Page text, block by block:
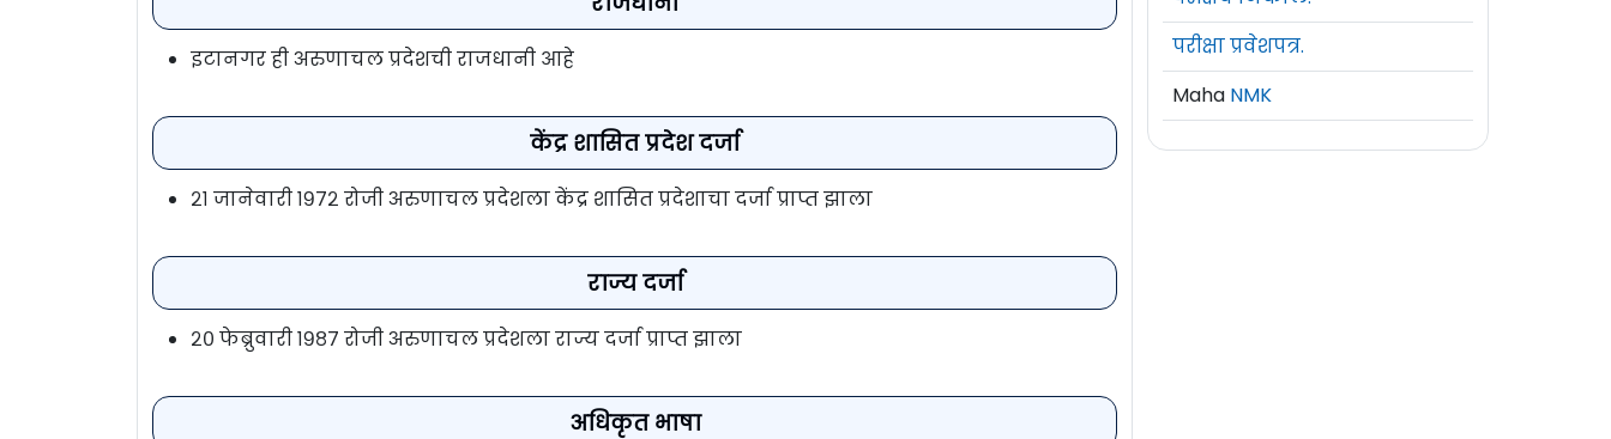
इटानगर ही अरुणाचल प्रदेशची राजधानी आहे
केंद्र शासित प्रदेश दर्जा
२१ जानेवारी १९७२ रोजी अरुणाचल प्रदेशला केंद्र शासित प्रदेशाचा दर्जा प्राप्त झाला
राज्य दर्जा
२० फेब्रुवारी १९८७ रोजी अरुणाचल प्रदेशला राज्य दर्जा प्राप्त झाला
अधिकृत भाषा
परीक्षा प्रवेशपत्र.
Maha NMK